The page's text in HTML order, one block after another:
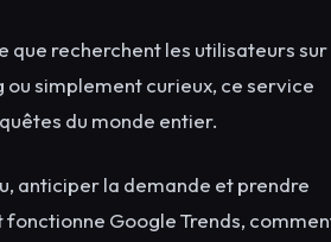
que recherchent les utilisateurs sur
simplement curieux, ce service
du monde entier.
anticiper la demande et prendre
Google Trends,